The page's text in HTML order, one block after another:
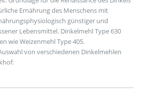
Ernährung des Menschens mit
günstiger und
Lebensmittel. Dinkelmehl Type 630
wie Weizenmehl Type 405.
von verschiedenen Dinkelmehlen